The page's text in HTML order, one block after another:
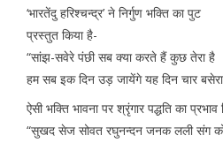
‘भारतेंदु हरिश्चन्द्र’ ने निर्गुण भक्ति का पुट
प्रस्तुत किया है-
“सांझ-सवेरे पंछी सब क्या करते हैं कुछ तेरा है
हम सब इक दिन उड़ जायेंगे यह दिन चार
ऐसी भक्ति भावना पर श्रृंगार पद्धति का
“सुखद सेज सोवत रघुनन्दन जनक लली संग